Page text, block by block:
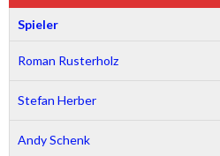
Spieler
Roman Rusterholz
Stefan Herber
Andy Schenk